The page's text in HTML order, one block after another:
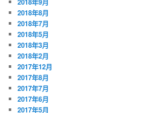
2018年8月
2018年7月
2018年5月
2018年3月
2018年2月
2017年12月
2017年8月
2017年7月
2017年6月
2017年5月